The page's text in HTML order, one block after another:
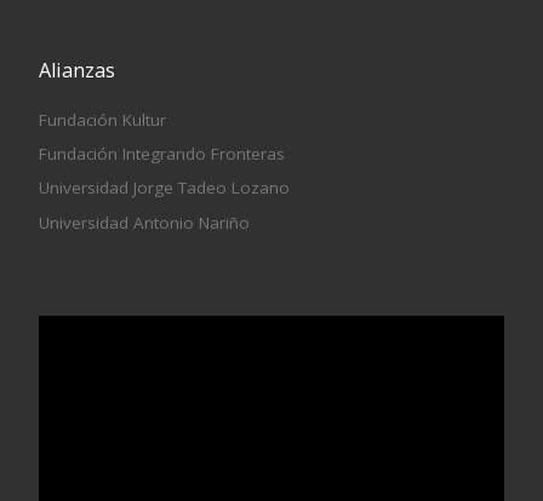
Alianzas
Fundación Kultur
Fundación Integrando Fronteras
Universidad Jorge Tadeo Lozano
Universidad Antonio Nariño